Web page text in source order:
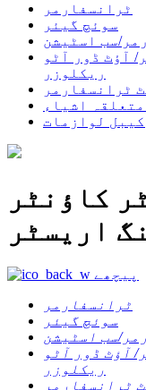
ٹرانسفارمر
سوئچ گیئر
سب اسٹیشن
آؤٹ ڈور آٹو
ریکلوزر
ٹرانسفارمر
اشیاء
کیبل لوازمات
کاؤنٹر
اریسٹر
پیچھے
ٹرانسفارمر
سوئچ گیئر
سب اسٹیشن
آؤٹ ڈور آٹو
ریکلوزر
ٹرانسفارمر